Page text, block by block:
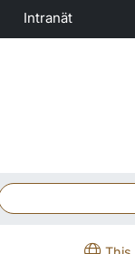
Intranät